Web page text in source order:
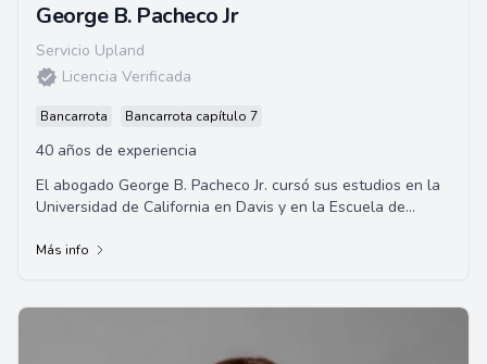
George B. Pacheco Jr
Servicio Upland
Licencia Verificada
Bancarrota Bancarrota capítulo 7
40 años de experiencia
El abogado George B. Pacheco Jr. cursó sus estudios en la
Universidad de California en Davis y en la Escuela de
Más info